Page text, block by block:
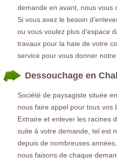
demande en avant, nous vous
Si vous avez le besoin
ou vous voulez plus d’espace
travaux pour la haie de votre
service pour vous donner notre
Dessouchage en
Société de paysagiste située
nous faire appel pour tous vos
Extraire et enlever les racines
suite à votre demande, tel est
depuis de nombreuses
nous faisons de chaque